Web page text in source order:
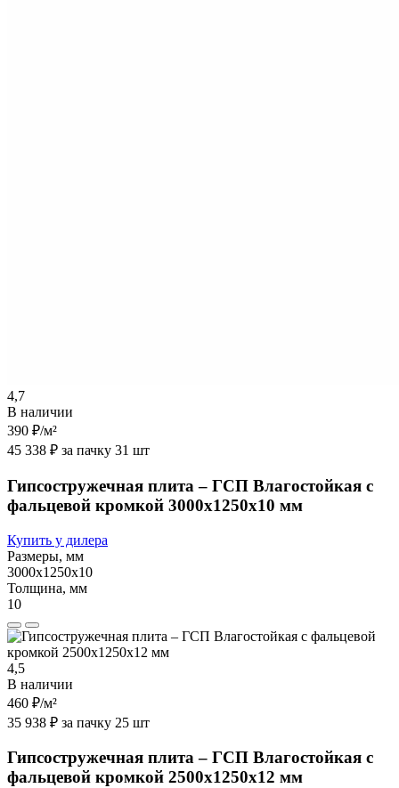
4,7
В наличии
390 ₽/м²
45 338 ₽ за пачку 31 шт
Гипсостружечная плита – ГСП Влагостойкая с
фальцевой кромкой 3000х1250х10 мм
Купить у дилера
Размеры, мм
3000х1250х10
Толщина, мм
10
4,5
В наличии
460 ₽/м²
35 938 ₽ за пачку 25 шт
Гипсостружечная плита – ГСП Влагостойкая с
фальцевой кромкой 2500х1250х12 мм